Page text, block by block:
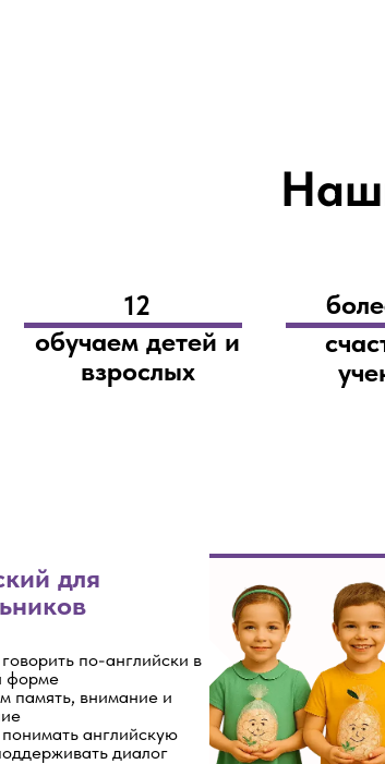
12
обучаем детей и
взрослых
для
по-английски в
форме
память, внимание и
английскую
диалог